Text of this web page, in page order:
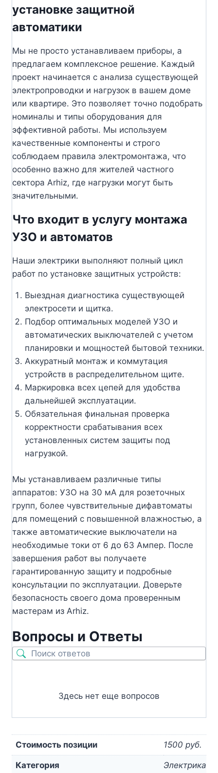
установке защитной
автоматики
Мы не просто устанавливаем приборы, а
предлагаем комплексное решение. Каждый
проект начинается с анализа существующей
электропроводки и нагрузок в вашем доме
или квартире. Это позволяет точно подобрать
номиналы и типы оборудования для
эффективной работы. Мы используем
качественные компоненты и строго
соблюдаем правила электромонтажа, что
особенно важно для жителей частного
сектора Arhiz, где нагрузки могут быть
значительными.
Что входит в услугу монтажа
УЗО и автоматов
Наши электрики выполняют полный цикл
работ по установке защитных устройств:
Выездная диагностика существующей
электросети и щитка.
Подбор оптимальных моделей УЗО и
автоматических выключателей с учетом
планировки и мощностей бытовой техники.
Аккуратный монтаж и коммутация
устройств в распределительном щите.
Маркировка всех цепей для удобства
дальнейшей эксплуатации.
Обязательная финальная проверка
корректности срабатывания всех
установленных систем защиты под
нагрузкой.
Мы устанавливаем различные типы
аппаратов: УЗО на 30 мА для розеточных
групп, более чувствительные дифавтоматы
для помещений с повышенной влажностью, а
также автоматические выключатели на
необходимые токи от 6 до 63 Ампер. После
завершения работ вы получаете
гарантированную защиту и подробные
консультации по эксплуатации. Доверьте
безопасность своего дома проверенным
мастерам из Arhiz.
Вопросы и Ответы
Здесь нет еще вопросов
Стоимость позиции 1500 руб.
Категория Электрика